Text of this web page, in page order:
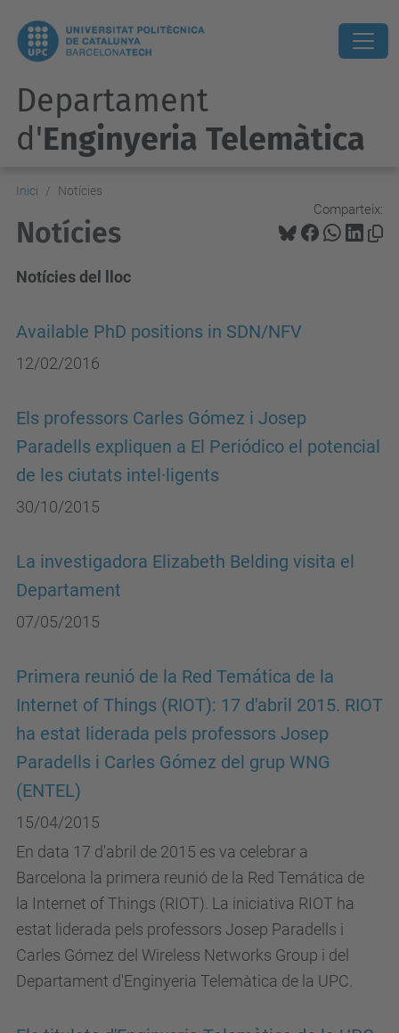
Departament
d'Enginyeria Telemàtica
Inici Notícies
Comparteix:
Notícies
Notícies del lloc
Available PhD positions in SDN/NFV
12/02/2016
Els professors Carles Gómez i Josep
Paradells expliquen a El Periódico el potencial
de les ciutats intel·ligents
30/10/2015
La investigadora Elizabeth Belding visita el
Departament
07/05/2015
Primera reunió de la Red Temática de la
Internet of Things (RIOT): 17 d'abril 2015. RIOT
ha estat liderada pels professors Josep
Paradells i Carles Gómez del grup WNG
(ENTEL)
15/04/2015
En data 17 d'abril de 2015 es va celebrar a
Barcelona la primera reunió de la Red Temática de
la Internet of Things (RIOT). La iniciativa RIOT ha
estat liderada pels professors Josep Paradells i
Carles Gómez del Wireless Networks Group i del
Departament d'Enginyeria Telemàtica de la UPC.